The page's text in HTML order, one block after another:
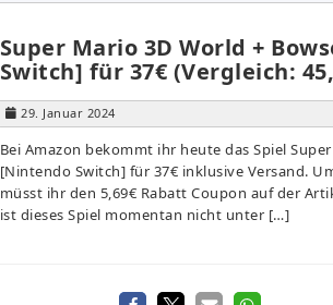
Super Mario 3D World +
Switch] für 37€ (Vergleich:
29. Januar 2024
Bei Amazon bekommt ihr heute das Spiel
[Nintendo Switch] für 37€ inklusive Versand.
müsst ihr den 5,69€ Rabatt Coupon auf der
ist dieses Spiel momentan nicht unter […]